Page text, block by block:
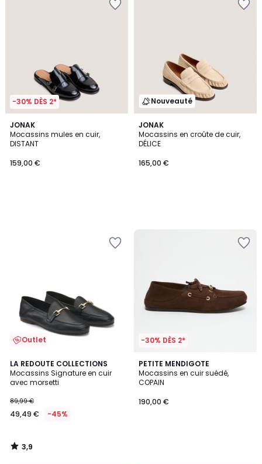
-30% DÈS 2*
JONAK
Mocassins mules en cuir,
DISTANT
159,00 €
Nouveauté
JONAK
Mocassins en croûte de cuir,
DÉLICE
165,00 €
Outlet
LA REDOUTE COLLECTIONS
Mocassins Signature en cuir
avec morsetti
89,99 €
49,49 € -45%
3,9
/ 5
3,9
/
-30% DÈS 2*
PETITE MENDIGOTE
Mocassins en cuir suédé,
COPAIN
190,00 €